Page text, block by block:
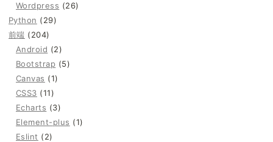
Wordpress (26)
Python (29)
前端 (204)
Android (2)
Bootstrap (5)
Canvas (1)
CSS3 (11)
Echarts (3)
Element-plus (1)
Eslint (2)